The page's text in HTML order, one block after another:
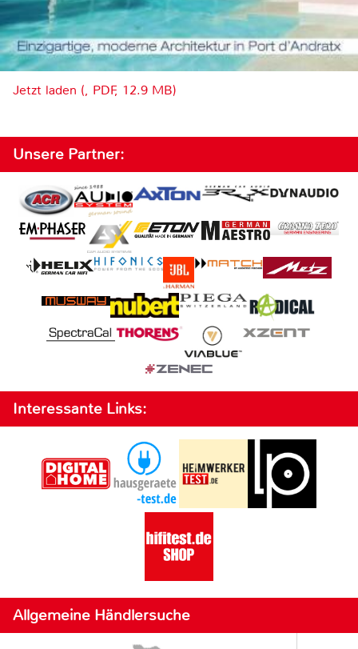
Jetzt laden (, PDF, 12.9 MB)
Unsere Partner:
Interessante Links:
Allgemeine Händlersuche